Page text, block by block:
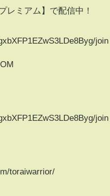
レミアム】で配信中！
join
join
toraiwarrior/